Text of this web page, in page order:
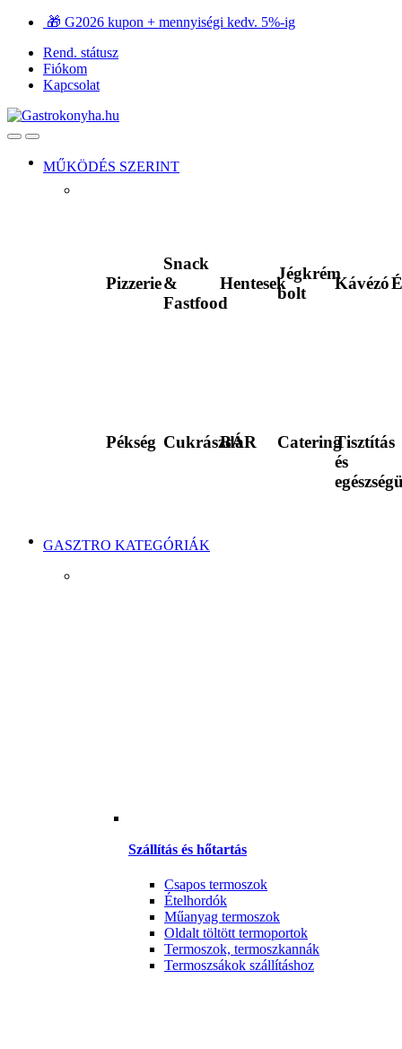
Ugrás
navigációhoz
Ugrás
tartalomra
🎁 G2026 kupon + mennyiségi kedv. 5%-ig
Rend. státusz
Fiókom
Kapcsolat
OpenClose
MŰKÖDÉS SZERINT
Pizzerie
Snack
&
Fastfood
Hentesek
Jégkrém
bolt
Kávézó
Pékség Cukrászda
BÁR CateringTisztítás
és
GASZTRO KATEGÓRIÁK
Szállítás és hőtartás
Csapos termoszok
Ételhordók
Műanyag termoszok
Oldalt töltött termoportok
Termoszok, termoszkannák
Termoszsákok szállításhoz